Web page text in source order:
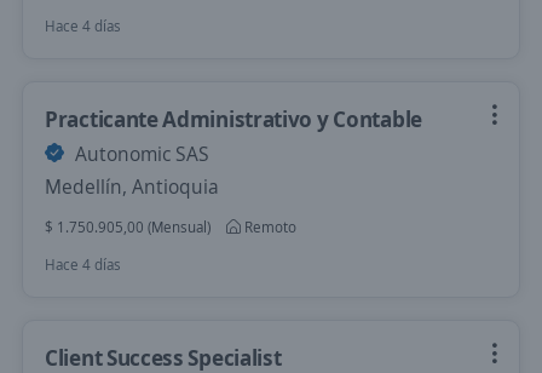
Hace 4 días
Practicante Administrativo y Contable
Autonomic SAS
Medellín, Antioquia
$ 1.750.905,00 (Mensual)
Remoto
Hace 4 días
Client Success Specialist